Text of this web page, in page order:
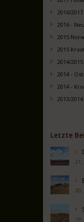
2016/
2016 -
2015
2015
2014/
2014 -
2014 -
2013/
Letzte
21.
20.
19.